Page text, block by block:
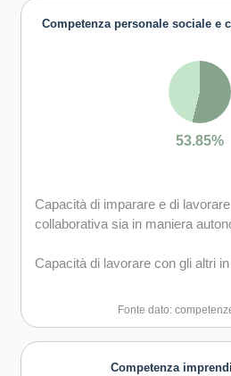
Competenza personale sociale e
53.85%
Capacità di imparare e di
collaborativa sia in maniera
Capacità di lavorare con gli altri
Capacità di comunicare
Capacità di creare fiducia e
Fonte dato:
Competenza